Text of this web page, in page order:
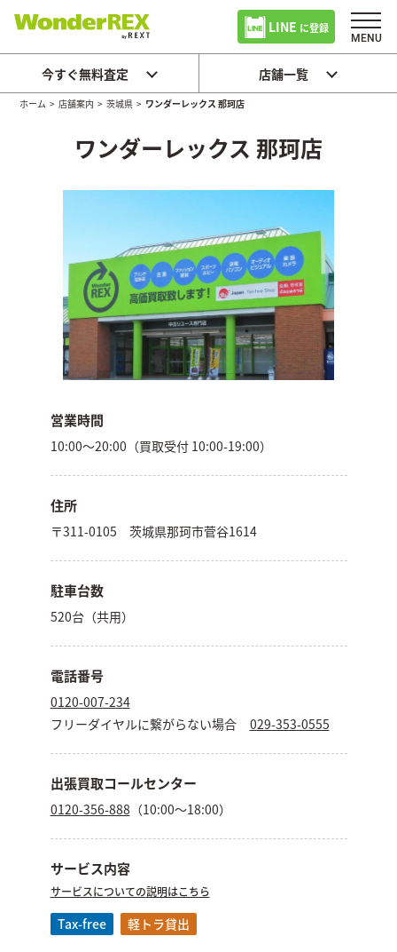
LINE に登録
今すぐ無料査定 店舗一覧
ホーム >店舗案内 >茨城県 > ワンダーレックス 那珂店
ワンダーレックス 那珂店
営業時間
10:00～20:00（買取受付 10:00-19:00）
住所
〒311-0105 茨城県那珂市菅谷1614
駐車台数
520台（共用）
電話番号
0120-007-234
フリーダイヤルに繋がらない場合
029-353-0555
出張買取コールセンター
0120-356-888 （10:00～18:00）
サービス内容
サービスについての説明はこちら
Tax-free 軽トラ貸出